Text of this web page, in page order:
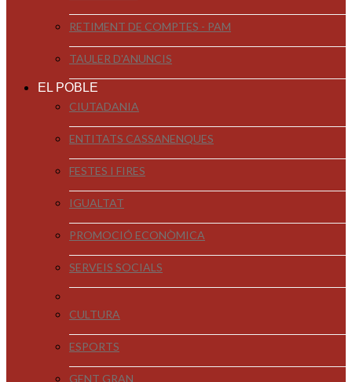
RETIMENT DE COMPTES - PAM
TAULER D'ANUNCIS
EL POBLE
CIUTADANIA
ENTITATS CASSANENQUES
FESTES I FIRES
IGUALTAT
PROMOCIÓ ECONÒMICA
SERVEIS SOCIALS
CULTURA
ESPORTS
GENT GRAN